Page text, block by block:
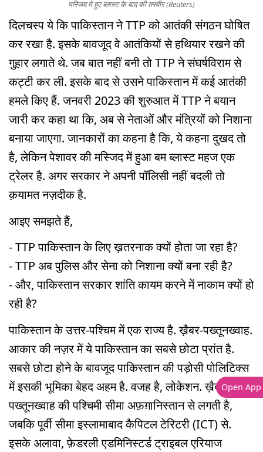
मस्जिद में हुए ब्लास्ट के बाद की तस्वीर (Reuters)
दिलचस्प ये कि पाकिस्तान ने TTP को आतंकी संगठन घोषित
कर रखा है. इसके बावजूद वे आतंकियों से हथियार रखने की
गुहार लगाते थे. जब बात नहीं बनी तो TTP ने संघर्षविराम से
कट्टी कर ली. इसके बाद से उसने पाकिस्तान में कई आतंकी
हमले किए हैं. जनवरी 2023 की शुरुआत में TTP ने बयान
जारी कर कहा था कि, अब से नेताओं और मंत्रियों को निशाना
बनाया जाएगा. जानकारों का कहना है कि, ये कहना दुखद तो
है, लेकिन पेशावर की मस्जिद में हुआ बम ब्लास्ट महज एक
ट्रेलर है. अगर सरकार ने अपनी पॉलिसी नहीं बदली तो
क़यामत नज़दीक है.
आइए समझते हैं,
- TTP पाकिस्तान के लिए ख़तरनाक क्यों होता जा रहा है?
- TTP अब पुलिस और सेना को निशाना क्यों बना रही है?
- और, पाकिस्तान सरकार शांति कायम करने में नाकाम क्यों हो
रही है?
पाकिस्तान के उत्तर-पश्चिम में एक राज्य है. ख़ैबर-पख्तूनख्वाह.
आकार की नज़र में ये पाकिस्तान का सबसे छोटा प्रांत है.
सबसे छोटा होने के बावजूद पाकिस्तान की पड़ोसी पोलिटिक्स
में इसकी भूमिका बेहद अहम है. वजह है, लोकेशन. ख़ैबर-
पख्तूनख्वाह की पश्चिमी सीमा अफ़ग़ानिस्तान से लगती है,
जबकि पूर्वी सीमा इस्लामाबाद कैपिटल टेरिटरी (ICT) से.
इसके अलावा, फ़ेडरली एडमिनिस्टर्ड ट्राइबल एरियाज
Open App